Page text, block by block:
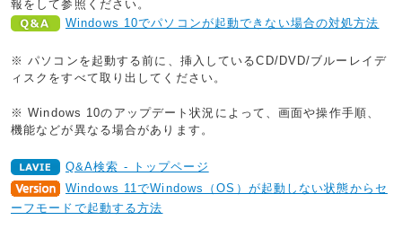
報をして参照ください。
Windows 10でパソコンが起動できない場合の対処方法
※ パソコンを起動する前に、挿入しているCD/DVD/ブルーレイデ
ィスクをすべて取り出してください。
※ Windows 10のアップデート状況によって、画面や操作手順、
機能などが異なる場合があります。
Q&A検索 - トップページ
Windows 11でWindows（OS）が起動しない状態からセ
ーフモードで起動する方法